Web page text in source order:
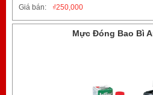
Giá bán: 250,000
₫
Mực Đóng Bao Bì